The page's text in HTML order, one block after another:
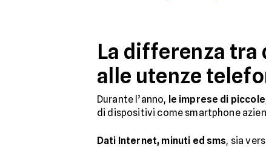
La differenza
alle utenze
Durante l’anno, le imprese di
di dispositivi come smartphone
Dati Internet, minuti ed sms, sia